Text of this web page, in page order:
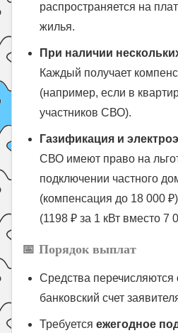
распространяется на
жилья.
При наличии
Каждый получает
(например, если в
участников СВО).
Газификация и
СВО имеют право на
подключении частного
(компенсация до 18 000
(1198 ₽ за 1 кВт вместо 7
📅Порядок выплат
Средства перечисляются
банковский счет
Требуетсяежегодное